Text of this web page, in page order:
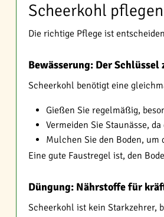
Scheerkohl
Die richtige Pflege ist
Bewässerung: Der Schlüssel
Scheerkohl benötigt eine
Gießen Sie regelmäßig,
Vermeiden Sie Staunässe,
Mulchen Sie den Boden,
Eine gute Faustregel ist, den
Düngung: Nährstoffe für
Scheerkohl ist kein Starkzehrer,